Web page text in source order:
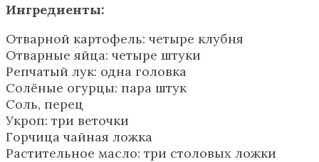
Ингредиенты:
Отварной картофель: четыре клубня
Отварные яйца: четыре штуки
Репчатый лук: одна головка
Солёные огурцы: пара штук
Соль, перец
Укроп: три веточки
Горчица чайная ложка
Растительное масло: три столовых ложки